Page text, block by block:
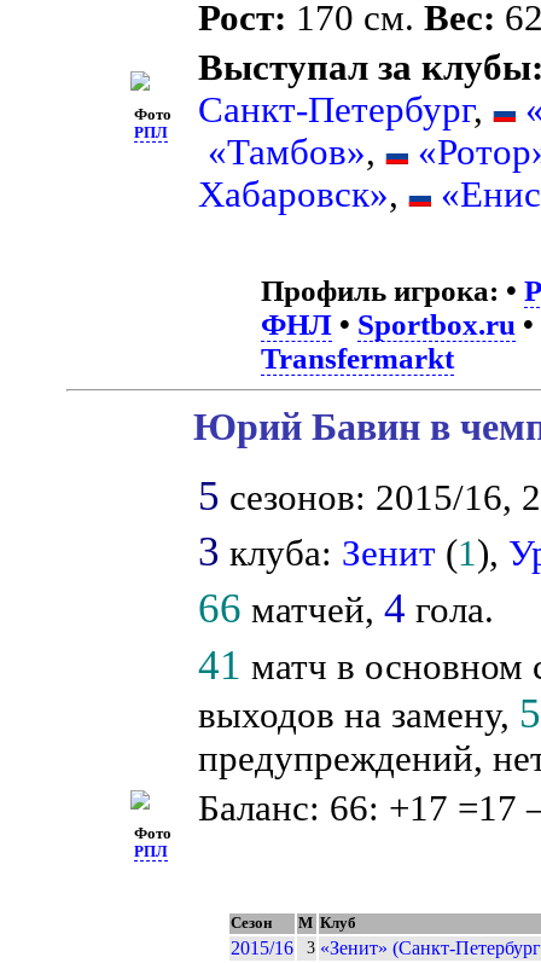
Фото
РПЛ
Рост: 170 см.Вес:
Выступал за
Санкт-Петербург,
«Тамбов»,
Хабаровск»,
Профиль игрока: •
ФНЛ• Sportbox.ru •
Transfermarkt
Фото
РПЛ
Юрий Бавин в
5 сезонов: 2015/16,
3 клуба: Зенит (1),
66 матчей,4 гола.
41 матч в основном
выходов на замену,
предупреждений,
Баланс: 66: +17 =17
Сезон М Клуб
2015/16 3 «Зенит» (Санкт-